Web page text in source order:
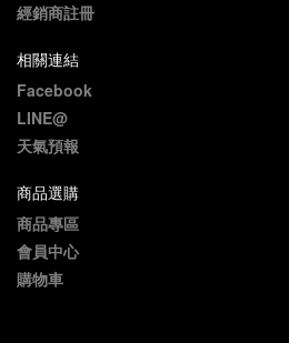
經銷商註冊
相關連結
Facebook
LINE@
天氣預報
商品選購
商品專區
會員中心
購物車